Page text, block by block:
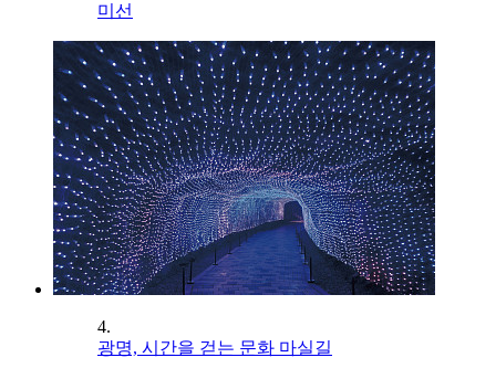
미선
4.
광명, 시간을 걷는 문화 마실길